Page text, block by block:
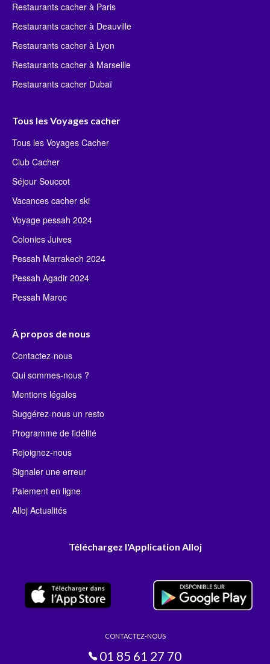
Restaurants cacher à Paris
Restaurants cacher à Deauville
Restaurants cacher à Lyon
Restaurants cacher à Marseille
Restaurants cacher Dubaï
Tous les Voyages cacher
Tous les Voyages Cacher
Club Cacher
Séjour Souccot
Vacances cacher ski
Voyage pessah 2024
Colonies Juives
Pessah Marrakech 2024
Pessah Agadir 2024
Pessah Maroc
À propos de nous
Contactez-nous
Qui sommes-nous ?
Mentions légales
Suggérez-nous un resto
Programme de fidélité
Rejoignez-nous
Signaler une erreur
Paiement en ligne
Alloj Actualités
Téléchargez l'Application Alloj
CONTACTEZ-NOUS
01 85 61 27 70